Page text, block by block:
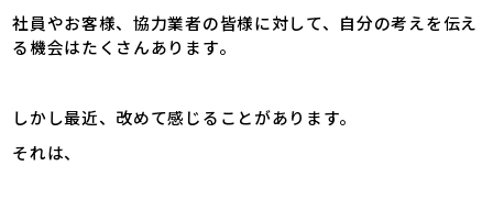
社員やお客様、協力業者の皆様に対して、自分の考えを伝え
る機会はたくさんあります。
しかし最近、改めて感じることがあります。
それは、